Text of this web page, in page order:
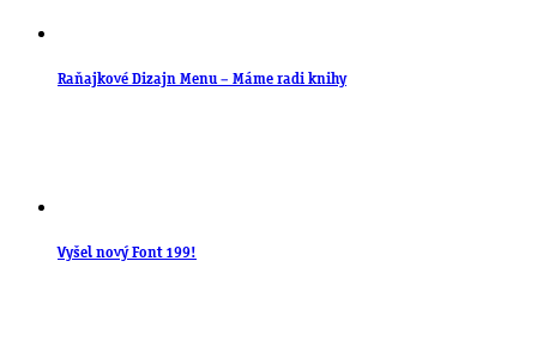
Raňajkové Dizajn Menu – Máme radi knihy
Vyšel nový Font 199!